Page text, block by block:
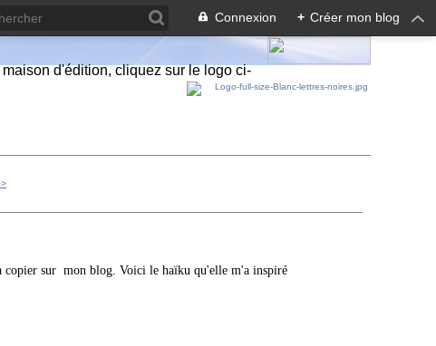
Connexion + Créer mon blog
d'édition, cliquez sur le logo ci-
copier sur mon blog. Voici le haïku qu'elle m'a inspiré